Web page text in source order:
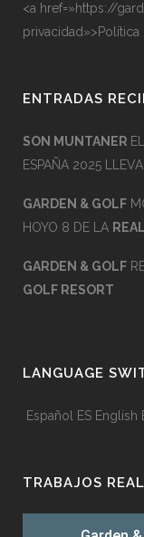
<a href=»https://
ENTRADAS
SON MUNTANER
ESPAÑA 2025
GARDEN & GOLF
HOYO 8 DE LA
GARDEN & GOLF
GOLF RESORT
LANGUAGE
Español ES English
TRABAJOS